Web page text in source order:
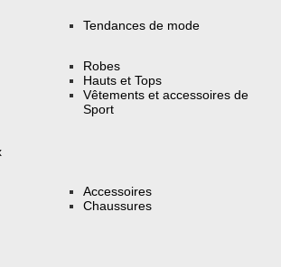
Tendances de mode
Robes
Hauts et Tops
Vêtements et accessoires de
Sport
Accessoires
Chaussures